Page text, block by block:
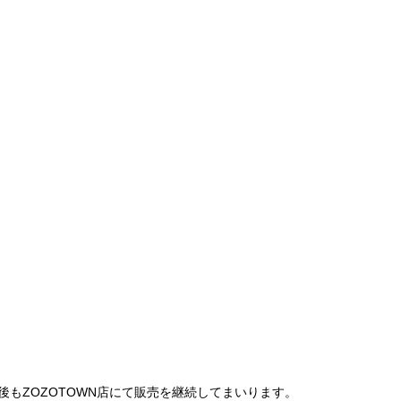
ZOZOTOWN店にて販売を継続してまいります。